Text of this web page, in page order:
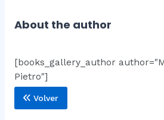
About the author
[books_gallery_author
Pietro"]
Volver